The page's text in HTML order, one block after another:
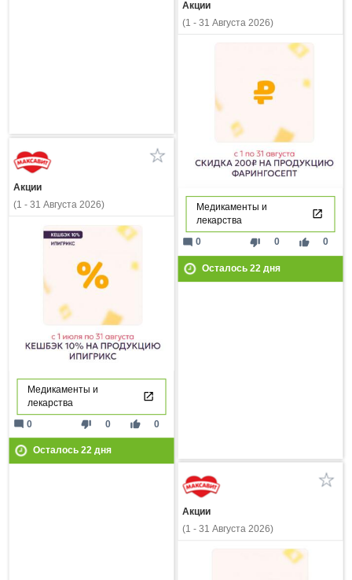
Акции
(1 - 31 Августа 2026)
Медикаменты и
лекарства
thumb_down 0 thumb_up 0
mode_comment 0
Осталось 22 дня
Акции
(1 - 31 Августа 2026)
Медикаменты и
лекарства
thumb_down 0 thumb_up 0
mode_comment 0
Осталось 22дня
Акции
(1 - 31 Августа 2026)